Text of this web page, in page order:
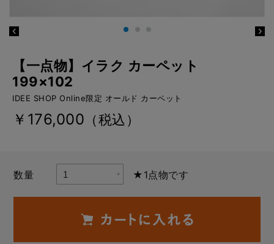
【一点物】イラク カーペット
199×102
IDEE SHOP Online限定 オールド カーペット
￥176,000 （税込）
数量 ★1点物です